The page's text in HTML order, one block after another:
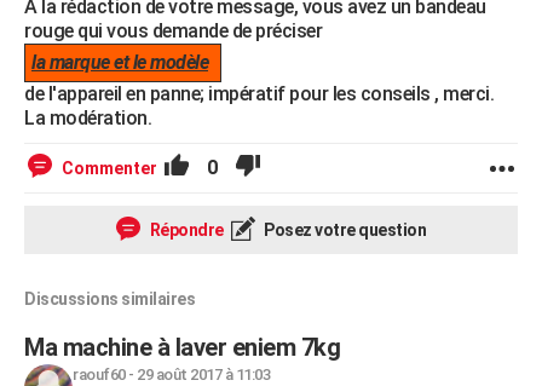
A la rédaction de votre message, vous avez un bandeau
rouge qui vous demande de préciser
la marque et le modèle
de l'appareil en panne; impératif pour les conseils , merci.
La modération.
Commenter 0
Répondre Posez votre question
Discussions similaires
Ma machine à laver eniem 7kg
raouf60- 29 août 2017 à 11:03